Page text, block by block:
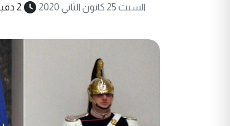
السبت 25 كانون الثاني 2020 2 دقيقة قراءة